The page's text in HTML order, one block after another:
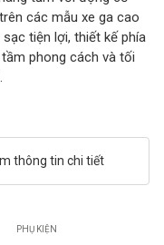
các mẫu xe ga cao
tiện lợi, thiết kế phía
phong cách và tối
thông tin chi tiết
PHỤ KIỆN